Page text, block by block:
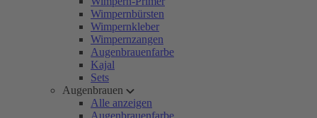
Wimpernbürsten
Wimpernkleber
Wimpernzangen
Augenbrauenfarbe
Kajal
Sets
Augenbrauen
Alle anzeigen
Augenbrauenfarbe